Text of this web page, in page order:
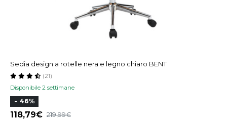
Sedia design a rotelle nera e legno chiaro BENT
Disponibile 2 settimane
(21)
- 46%
118,79 219,99